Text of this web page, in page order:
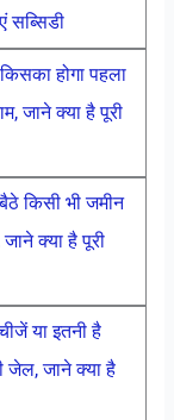
होगा पहला
जाने क्या है पूरी
किसी भी जमीन
क्या है पूरी
या इतनी है
जेल, जाने क्या है